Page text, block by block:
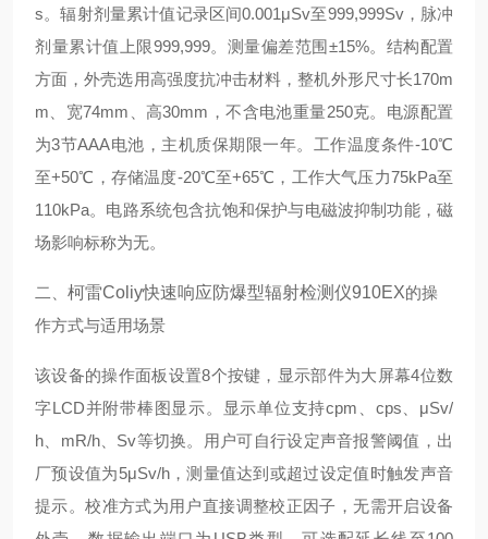
s。辐射剂量累计值记录区间0.001μSv至999,999Sv，脉冲
剂量累计值上限999,999。测量偏差范围±15%。结构配置
方面，外壳选用高强度抗冲击材料，整机外形尺寸长170m
m、宽74mm、高30mm，不含电池重量250克。电源配置
为3节AAA电池，主机质保期限一年。工作温度条件-10℃
至+50℃，存储温度-20℃至+65℃，工作大气压力75kPa至
110kPa。电路系统包含抗饱和保护与电磁波抑制功能，磁
场影响标称为无。
二、 柯雷Coliy快速响应防爆型辐射检测仪910EX的操
作方式与适用场景
该设备的操作面板设置8个按键，显示部件为大屏幕4位数
字LCD并附带棒图显示。显示单位支持cpm、cps、μSv/
h、mR/h、Sv等切换。用户可自行设定声音报警阈值，出
厂预设值为5μSv/h，测量值达到或超过设定值时触发声音
提示。校准方式为用户直接调整校正因子，无需开启设备